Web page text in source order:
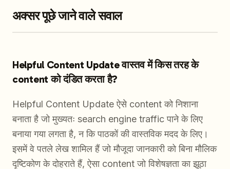
अक्सर पूछे जाने वाले सवाल
Helpful Content Update वास्तव में किस तरह के
content को दंडित करता है?
Helpful Content Update ऐसे content को निशाना
बनाता है जो मुख्यतः search engine traffic पाने के लिए
बनाया गया लगता है, न कि पाठकों की वास्तविक मदद के लिए।
इसमें वे पतले लेख शामिल हैं जो मौजूदा जानकारी को बिना मौलिक
दृष्टिकोण के दोहराते हैं, ऐसा content जो विशेषज्ञता का झूठा